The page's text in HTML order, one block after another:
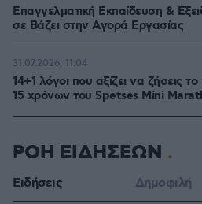
Επαγγελματική Εκπαίδευση &
σε Bάζει στην Aγορά Eργασίας
14+1 λόγοι που αξίζει να ζήσεις
15 χρόνων του Spetses Mini
31.07.2026, 11:04
ΡΟΗ ΕΙΔΗΣΕΩΝ
Ειδήσεις Δημοφιλή